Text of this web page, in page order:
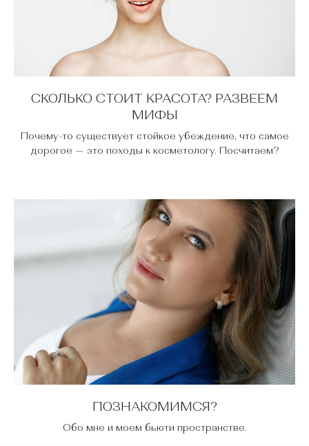
СКОЛЬКО СТОИТ КРАСОТА? РАЗВЕЕМ
МИФЫ
Почему-то существует стойкое убеждение, что самое
дорогое — это походы к косметологу. Посчитаем?
ПОЗНАКОМИМСЯ?
Обо мне и моем бьюти пространстве.